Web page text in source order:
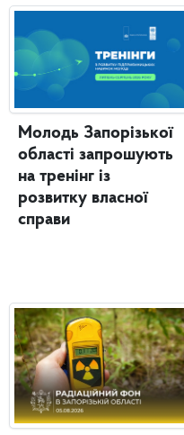
Молодь Запорізької
області запрошують
на тренінг із
розвитку власної
справи